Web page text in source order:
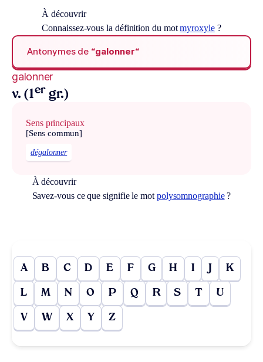
À découvrir
Connaissez-vous la définition du motmyroxyle?
Antonymes de “galonner“
galonner
v. (1er gr.)
Sens principaux
[Sens commun]
dégalonner
À découvrir
Savez-vous ce que signifie le mot polysomnographie?
A B C D E F G H I J K
L M N O P Q R S T U
V W X Y Z